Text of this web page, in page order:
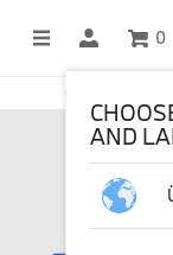
0
OFFICIAL BMW
AND